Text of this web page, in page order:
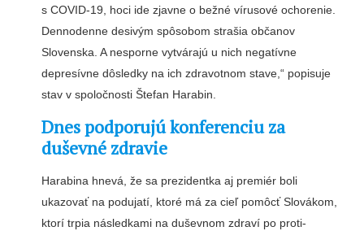
s COVID-19, hoci ide zjavne o bežné vírusové ochorenie.
Dennodenne desivým spôsobom strašia občanov
Slovenska. A nesporne vytvárajú u nich negatívne
depresívne dôsledky na ich zdravotnom stave,“ popisuje
stav v spoločnosti Štefan Harabin.
Dnes podporujú konferenciu za
duševné zdravie
Harabina hnevá, že sa prezidentka aj premiér boli
ukazovať na podujatí, ktoré má za cieľ pomôcť Slovákom,
ktorí trpia následkami na duševnom zdraví po proti-